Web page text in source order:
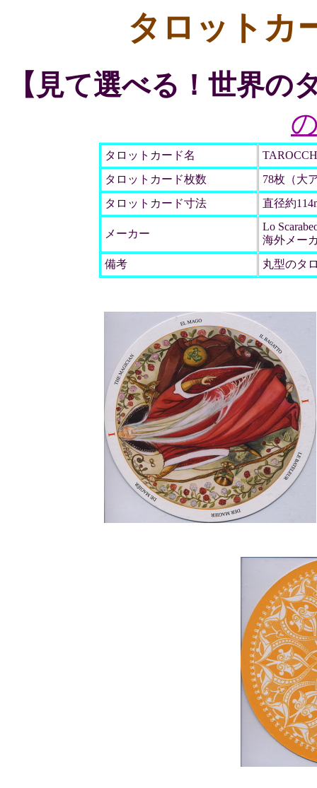
タロットカ
【見て選べる！世界の
タロットカード名
タロットカード枚数
78枚（大
タロットカード寸法
直径約
メーカー
Lo
海外メー
備考
丸型のタ